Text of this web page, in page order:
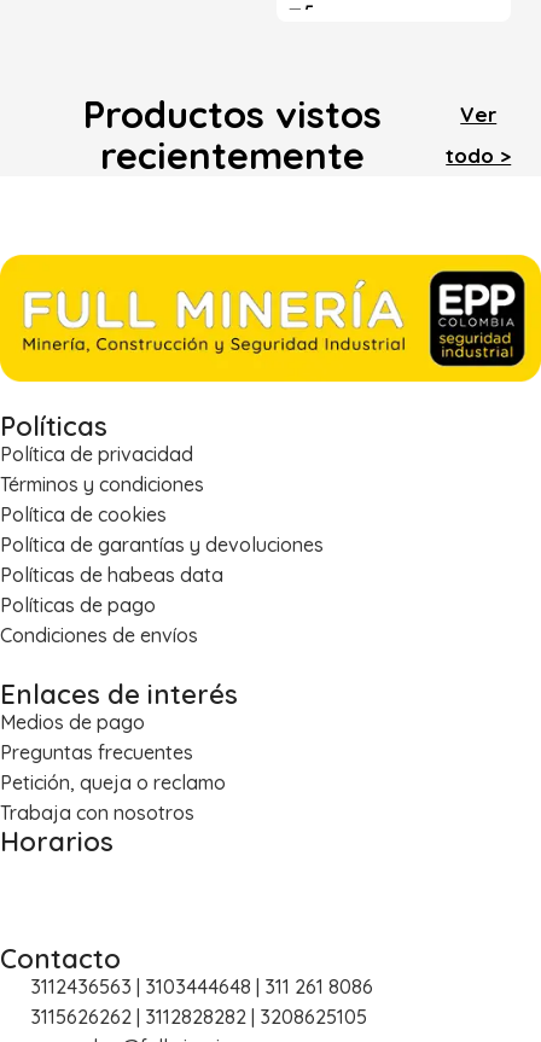
Productos vistos
recientemente
Ver
todo >
Políticas
Política de privacidad
Términos y condiciones
Política de cookies
Política de garantías y devoluciones
Políticas de habeas data
Políticas de pago
Condiciones de envíos
Enlaces de interés
Medios de pago
Preguntas frecuentes
Petición, queja o reclamo
Trabaja con nosotros
Horarios
Contacto
3112436563 | 3103444648 | 311 261 8086
3115626262 | 3112828282 | 3208625105